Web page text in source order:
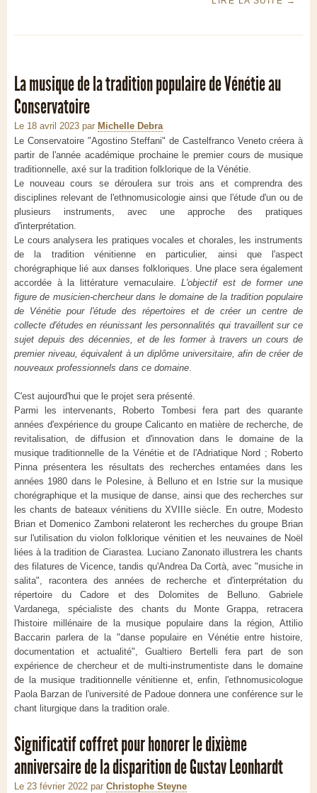
La musique de la tradition populaire de Vénétie au
Conservatoire
Le 18 avril 2023 par Michelle Debra
Le Conservatoire "Agostino Steffani" de Castelfranco Veneto créera à
partir de l'année académique prochaine le premier cours de musique
traditionnelle, axé sur la tradition folklorique de la Vénétie.
Le nouveau cours se déroulera sur trois ans et comprendra des
disciplines relevant de l'ethnomusicologie ainsi que l'étude d'un ou de
plusieurs instruments, avec une approche des pratiques
d'interprétation.
Le cours analysera les pratiques vocales et chorales, les instruments
de la tradition vénitienne en particulier, ainsi que l'aspect
chorégraphique lié aux danses folkloriques. Une place sera également
accordée à la littérature vernaculaire.L'objectif est de former une
figure de musicien-chercheur dans le domaine de la tradition populaire
de Vénétie pour l'étude des répertoires et de créer un centre de
collecte d'études en réunissant les personnalités qui travaillent sur ce
sujet depuis des décennies, et de les former à travers un cours de
premier niveau, équivalent à un diplôme universitaire, afin de créer de
nouveaux professionnels dans ce domaine.
C'est aujourd'hui que le projet sera présenté.
Parmi les intervenants, Roberto Tombesi fera part des quarante
années d'expérience du groupe Calicanto en matière de recherche, de
revitalisation, de diffusion et d'innovation dans le domaine de la
musique traditionnelle de la Vénétie et de l'Adriatique Nord ; Roberto
Pinna présentera les résultats des recherches entamées dans les
années 1980 dans le Polesine, à Belluno et en Istrie sur la musique
chorégraphique et la musique de danse, ainsi que des recherches sur
les chants de bateaux vénitiens du XVIIIe siècle. En outre, Modesto
Brian et Domenico Zamboni relateront les recherches du groupe Brian
sur l'utilisation du violon folklorique vénitien et les neuvaines de Noël
liées à la tradition de Ciarastea. Luciano Zanonato illustrera les chants
des filatures de Vicence, tandis qu'Andrea Da Cortà, avec "musiche in
salita", racontera des années de recherche et d'interprétation du
répertoire du Cadore et des Dolomites de Belluno. Gabriele
Vardanega, spécialiste des chants du Monte Grappa, retracera
l'histoire millénaire de la musique populaire dans la région, Attilio
Baccarin parlera de la "danse populaire en Vénétie entre histoire,
documentation et actualité", Gualtiero Bertelli fera part de son
expérience de chercheur et de multi-instrumentiste dans le domaine
de la musique traditionnelle vénitienne et, enfin, l'ethnomusicologue
Paola Barzan de l'université de Padoue donnera une conférence sur le
chant liturgique dans la tradition orale.
Significatif coffret pour honorer le dixième
anniversaire de la disparition de Gustav Leonhardt
Le 23 février 2022 par Christophe Steyne